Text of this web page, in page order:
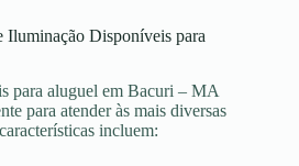
Iluminação Disponíveis para
para aluguel em Bacuri – MA
para atender às mais diversas
incluem: